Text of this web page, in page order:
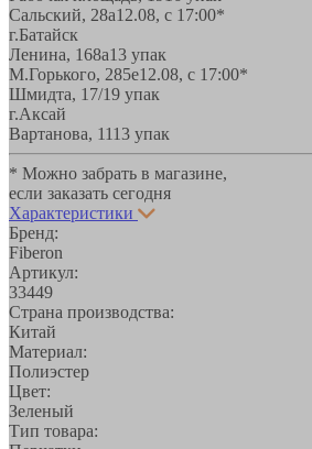
Сальский, 28a12.08, с 17:00*
г.Батайск
Ленина, 168а13 упак
М.Горького, 285е12.08, с 17:00*
Шмидта, 17/19 упак
г.Аксай
Вартанова, 1113 упак
* Можно забрать в магазине,
если заказать сегодня
Характеристики
Бренд:
Fiberon
Артикул:
33449
Страна производства:
Китай
Материал:
Полиэстер
Цвет:
Зеленый
Тип товара: